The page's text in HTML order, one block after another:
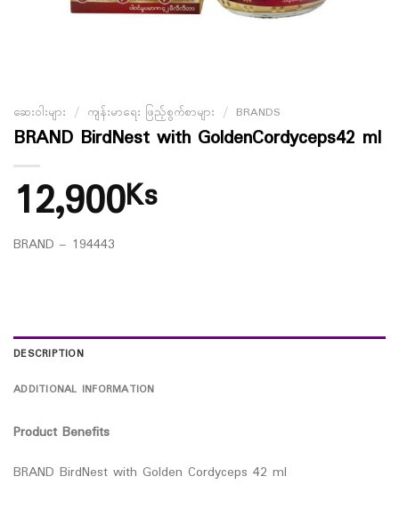
ဆေးဝါးများ / ကျန်းမာရေး ဖြည့်စွက်စာများ / BRANDS
BRAND BirdNest with GoldenCordyceps42 ml
12,900Ks
BRAND – 194443
DESCRIPTION
ADDITIONAL INFORMATION
Product Benefits
BRAND BirdNest with Golden Cordyceps 42 ml